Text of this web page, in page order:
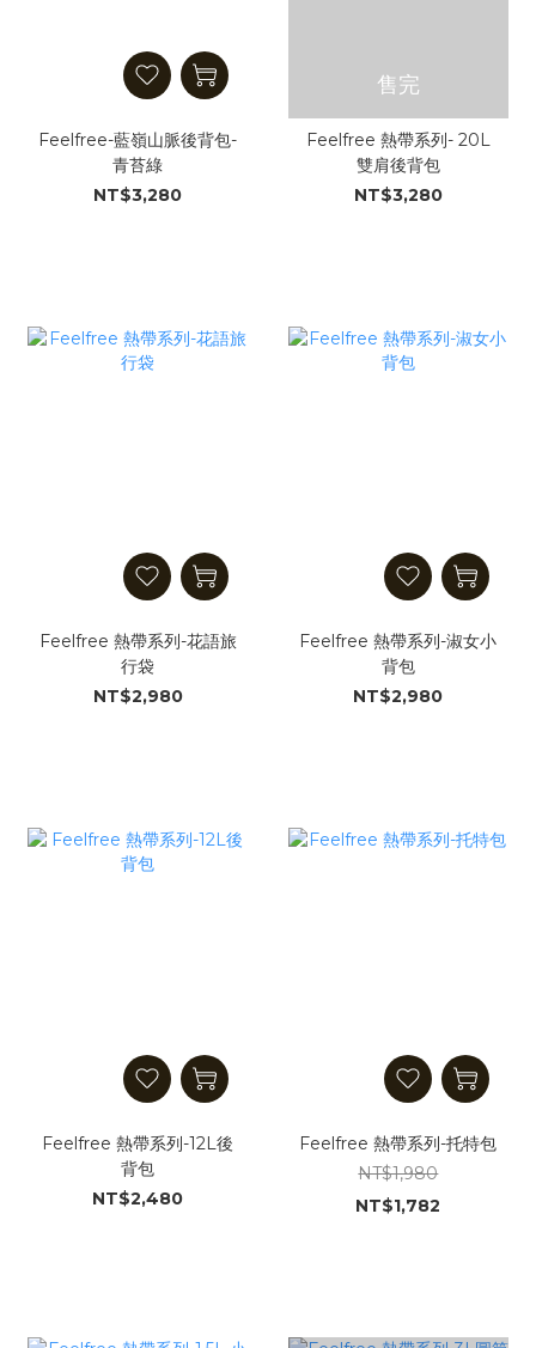
Feelfree-藍嶺山脈後背包-
青苔綠
NT$3,280
售完
Feelfree 熱帶系列- 20L
雙肩後背包
NT$3,280
Feelfree 熱帶系列-花語旅
行袋
NT$2,980
Feelfree 熱帶系列-淑女小
背包
NT$2,980
Feelfree 熱帶系列-12L後
背包
NT$2,480
Feelfree 熱帶系列-托特包
NT$1,980
NT$1,782